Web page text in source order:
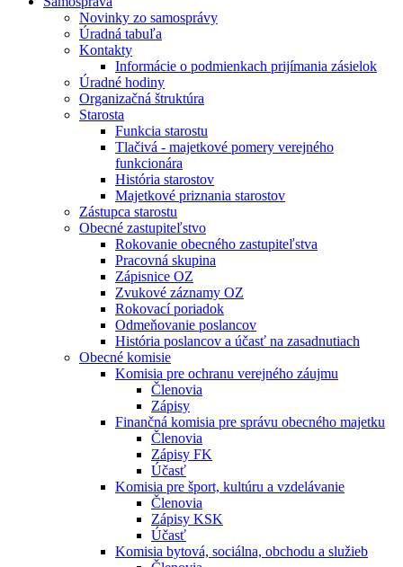
Novinky zo samosprávy
Úradná tabuľa
Kontakty
Informácie o podmienkach prijímania zásielok
Úradné hodiny
Organizačná štruktúra
Starosta
Funkcia starostu
Tlačivá - majetkové pomery verejného
funkcionára
História starostov
Majetkové priznania starostov
Zástupca starostu
Obecné zastupiteľstvo
Rokovanie obecného zastupiteľstva
Pracovná skupina
Zápisnice OZ
Zvukové záznamy OZ
Rokovací poriadok
Odmeňovanie poslancov
História poslancov a účasť na zasadnutiach
Obecné komisie
Komisia pre ochranu verejného záujmu
Členovia
Zápisy
Finančná komisia pre správu obecného majetku
Členovia
Zápisy FK
Účasť
Komisia pre šport, kultúru a vzdelávanie
Členovia
Zápisy KSK
Účasť
Komisia bytová, sociálna, obchodu a služieb